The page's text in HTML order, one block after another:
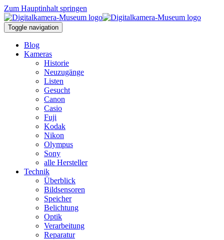
Zum Hauptinhalt springen
Toggle navigation
Blog
Kameras
Historie
Neuzugänge
Listen
Gesucht
Canon
Casio
Fuji
Kodak
Nikon
Olympus
Sony
alle Hersteller
Technik
Überblick
Bildsensoren
Speicher
Belichtung
Optik
Verarbeitung
Reparatur